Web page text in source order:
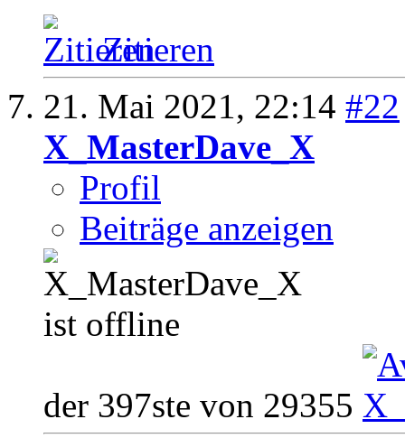
Zitieren
21. Mai 2021, 22:14 #22
X_MasterDave_X
Profil
Beiträge anzeigen
der 397ste von 29355